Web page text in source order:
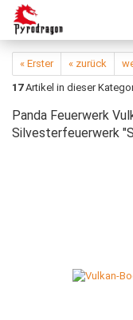
« Erster « zurück
17Artikel in dieser
Panda Feuerwerk
Silvesterfeuerwerk